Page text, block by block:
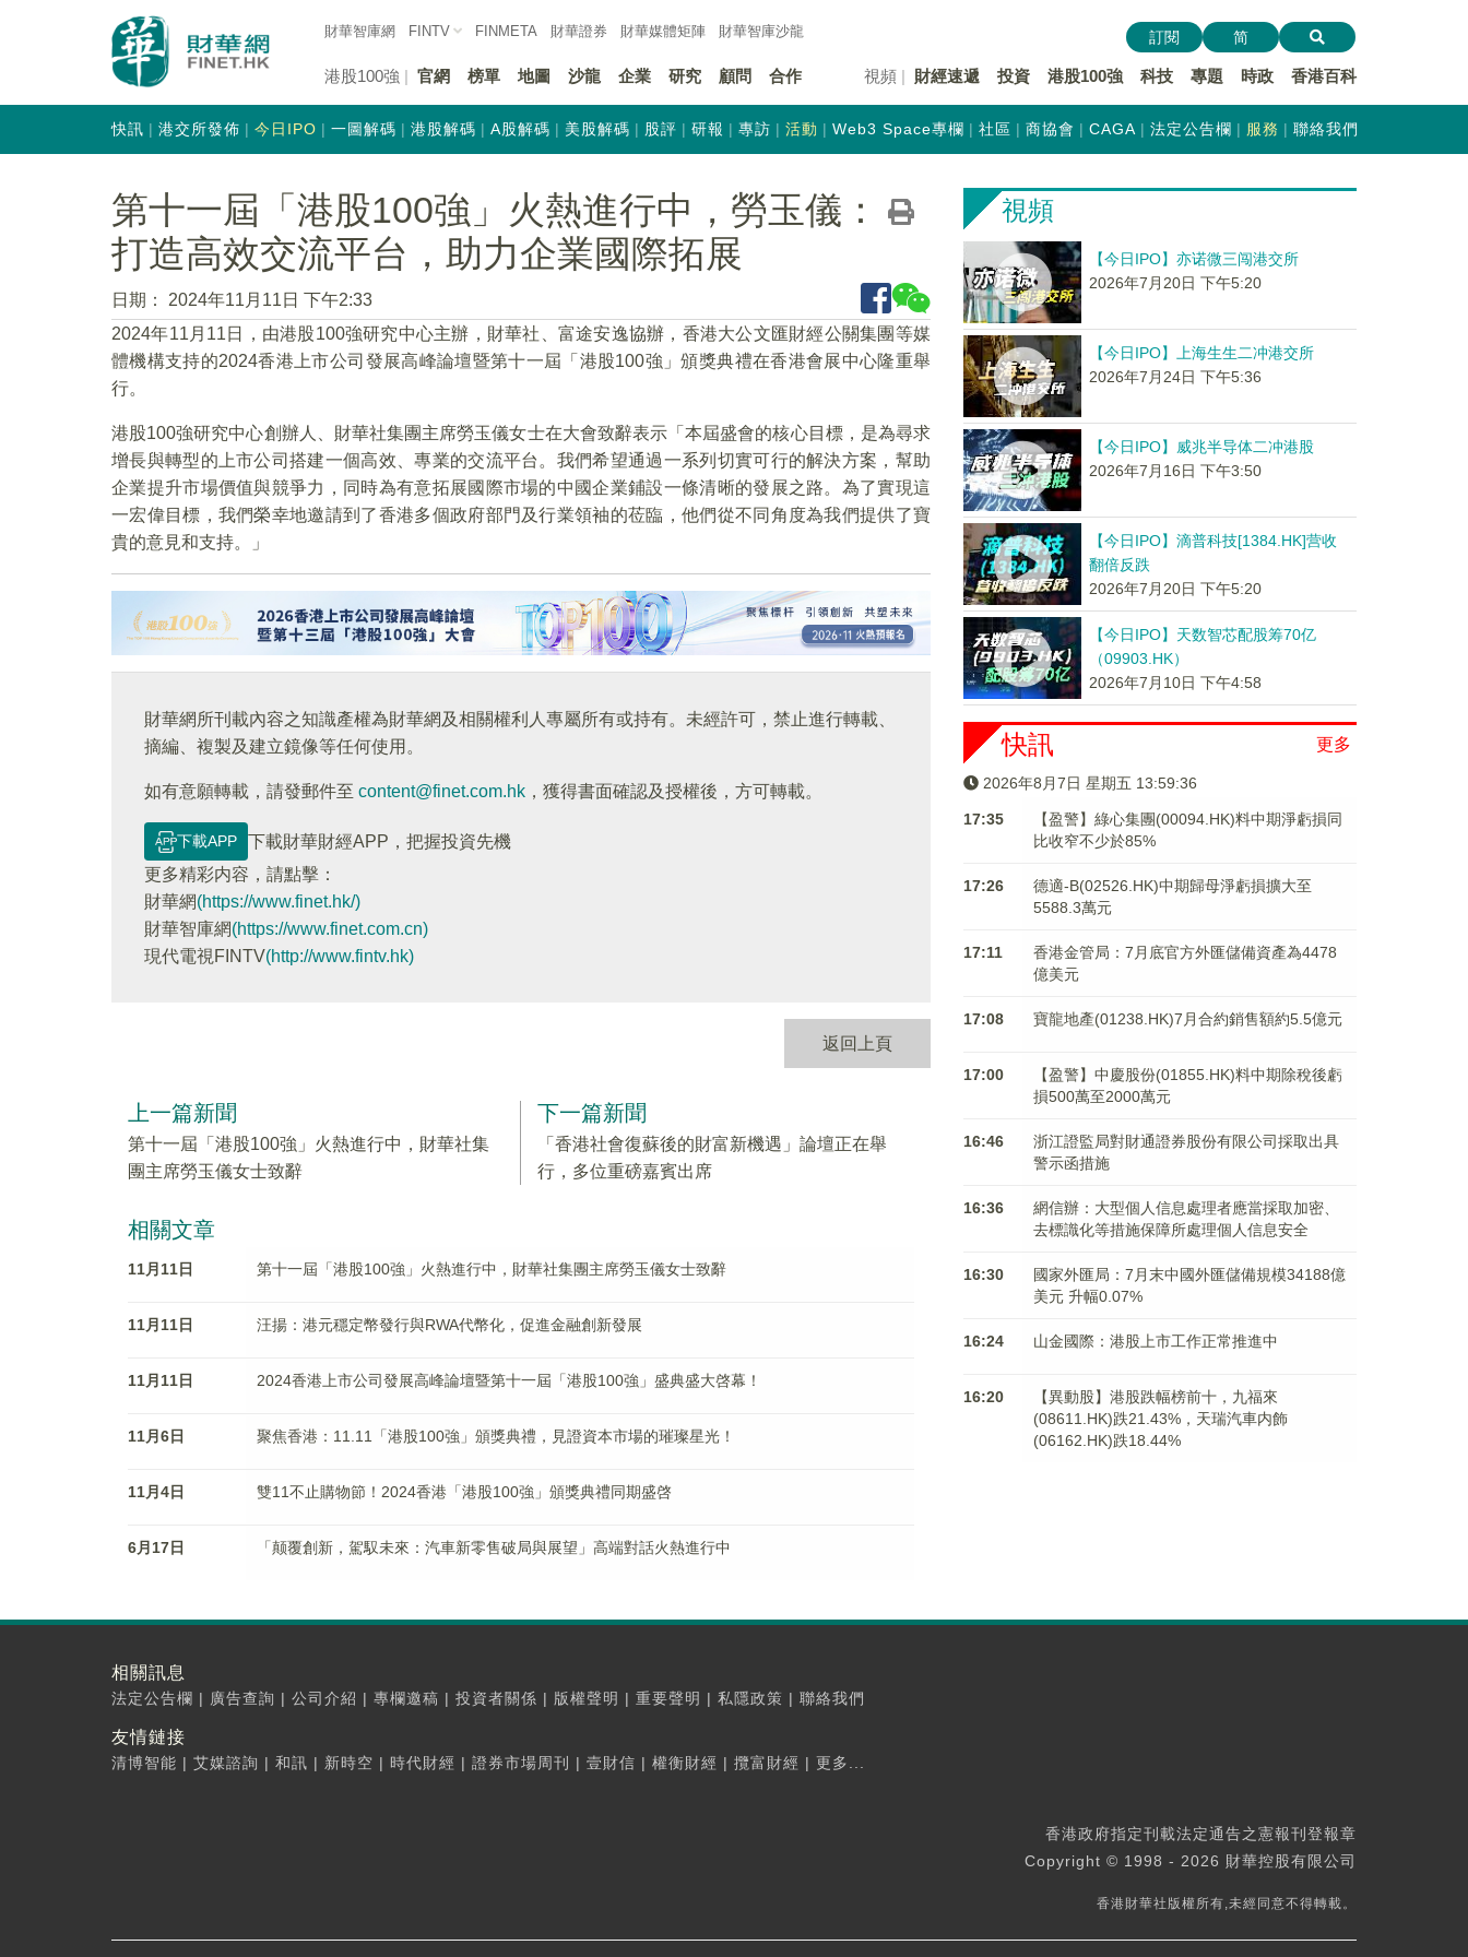
財華智庫網 FINTV FINMETA 財華證券 財華媒體矩陣 財華智庫沙龍
港股100強 官網 榜單 地圖 沙龍 企業 研究 顧問 合作 視頻 財經速遞 投資 港股100強 科技 專題 時政 香港百科
訂閱 简
快訊 港交所發佈 今日IPO 一圖解碼 港股解碼 A股解碼 美股解碼 股評 研報 專訪 活動 Web3 Space專欄 社區 商協會 CAGA 法定公告欄 服務 聯絡我們
第十一屆「港股100強」火熱進行中，勞玉儀：
打造高效交流平台，助力企業國際拓展
日期：
2024年11月11日 下午2:33
2024年11月11日，由港股100強研究中心主辦，財華社、富途安逸協辦，香港大公文匯財經公關集團等媒
體機構支持的2024香港上市公司發展高峰論壇暨第十一屆「港股100強」頒獎典禮在香港會展中心隆重舉
行。
港股100強研究中心創辦人、財華社集團主席勞玉儀女士在大會致辭表示「本屆盛會的核心目標，是為尋求
增長與轉型的上市公司搭建一個高效、專業的交流平台。我們希望通過一系列切實可行的解決方案，幫助
企業提升市場價值與競爭力，同時為有意拓展國際市場的中國企業鋪設一條清晰的發展之路。為了實現這
一宏偉目標，我們榮幸地邀請到了香港多個政府部門及行業領袖的莅臨，他們從不同角度為我們提供了寶
貴的意見和支持。」
財華網所刊載內容之知識產權為財華網及相關權利人專屬所有或持有。未經許可，禁止進行轉載、
摘編、複製及建立鏡像等任何使用。
如有意願轉載，請發郵件至 content@finet.com.hk ，獲得書面確認及授權後，方可轉載。
下載APP
下載財華財經APP，把握投資先機
更多精彩内容，請點擊：
財華網(https://www.finet.hk/)
財華智庫網(https://www.finet.com.cn)
現代電視FINTV(http://www.fintv.hk)
返回上頁
上一篇新聞
第十一屆「港股100強」火熱進行中，財華社集
團主席勞玉儀女士致辭
下一篇新聞
「香港社會復蘇後的財富新機遇」論壇正在舉
行，多位重磅嘉賓出席
相關文章
11月11日 第十一屆「港股100強」火熱進行中，財華社集團主席勞玉儀女士致辭
11月11日 汪揚：港元穩定幣發行與RWA代幣化，促進金融創新發展
11月11日 2024香港上市公司發展高峰論壇暨第十一屆「港股100強」盛典盛大啓幕！
11月6日 聚焦香港：11.11「港股100強」頒獎典禮，見證資本市場的璀璨星光！
11月4日 雙11不止購物節！2024香港「港股100強」頒獎典禮同期盛啓
6月17日 「颠覆創新，駕馭未來：汽車新零售破局與展望」高端對話火熱進行中
視頻
【今日IPO】亦诺微三闯港交所
2026年7月20日 下午5:20
【今日IPO】上海生生二冲港交所
2026年7月24日 下午5:36
【今日IPO】威兆半导体二冲港股
2026年7月16日 下午3:50
【今日IPO】滴普科技[1384.HK]营收
翻倍反跌
2026年7月20日 下午5:20
【今日IPO】天数智芯配股筹70亿
（09903.HK）
2026年7月10日 下午4:58
更多
快訊
2026年8月7日 星期五 13:59:36
17:35
【盈警】綠心集團(00094.HK)料中期淨虧損同
比收窄不少於85%
17:26
德適-B(02526.HK)中期歸母淨虧損擴大至
5588.3萬元
17:11
香港金管局：7月底官方外匯儲備資產為4478
億美元
17:08 寶龍地產(01238.HK)7月合約銷售額約5.5億元
17:00
【盈警】中慶股份(01855.HK)料中期除稅後虧
損500萬至2000萬元
16:46
浙江證監局對財通證券股份有限公司採取出具
警示函措施
16:36
網信辦：大型個人信息處理者應當採取加密、
去標識化等措施保障所處理個人信息安全
16:30
國家外匯局：7月末中國外匯儲備規模34188億
美元 升幅0.07%
16:24 山金國際：港股上市工作正常推進中
16:20
【異動股】港股跌幅榜前十，九福來
(08611.HK)跌21.43%，天瑞汽車内飾
(06162.HK)跌18.44%
相關訊息
法定公告欄 | 廣告查詢 | 公司介紹 | 專欄邀稿 | 投資者關係 | 版權聲明 | 重要聲明 | 私隱政策 | 聯絡我們
友情鏈接
清博智能 | 艾媒諮詢 | 和訊 | 新時空 | 時代財經 | 證券市場周刊 | 壹財信 | 權衡財經 | 攬富財經 | 更多...
香港政府指定刊載法定通告之憲報刊登報章
Copyright © 1998 - 2026 財華控股有限公司
香港財華社版權所有,未經同意不得轉載。